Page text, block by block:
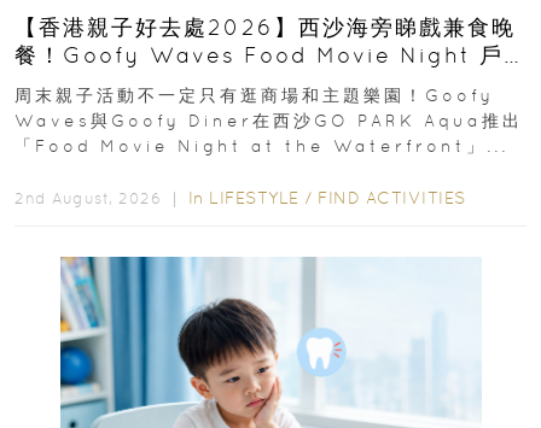
【香港親子好去處2026】西沙海旁睇戲兼食晚
餐！Goofy Waves Food Movie Night 戶
外影院逢週末登場
周末親子活動不一定只有逛商場和主題樂園！Goofy
Waves與Goofy Diner在西沙GO PARK Aqua推出
「Food Movie Night at the Waterfront」...
2nd August, 2026 ｜ In LIFESTYLE / FIND ACTIVITIES